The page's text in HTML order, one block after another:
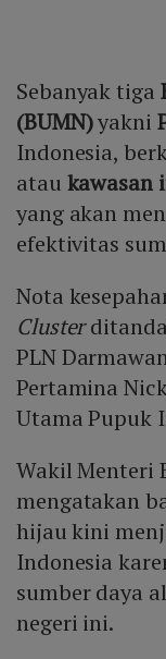
Sebanyak tiga
(BUMN)yakni
Indonesia,
atau kawasan
yang akan
efektivitas
Nota
Cluster
PLN
Pertamina
Utama Pupuk
Wakil Menteri
mengatakan
hijau kini
Indonesia
sumber daya
negeri ini.